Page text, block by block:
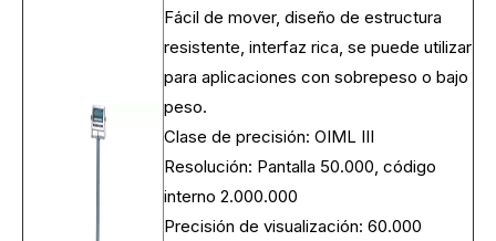
Fácil de mover, diseño de estructura
resistente, interfaz rica, se puede utilizar
para aplicaciones con sobrepeso o bajo
peso.
Clase de precisión: OIML III
Resolución: Pantalla 50.000, código
interno 2.000.000
Precisión de visualización: 60.000